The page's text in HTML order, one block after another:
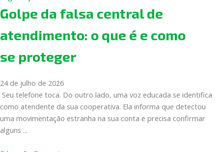
Golpe da falsa central de
atendimento: o que é e como
se proteger
24 de julho de 2026
Seu telefone toca. Do outro lado, uma voz educada se identifica
como atendente da sua cooperativa. Ela informa que detectou
uma movimentação estranha na sua conta e precisa confirmar
alguns ...